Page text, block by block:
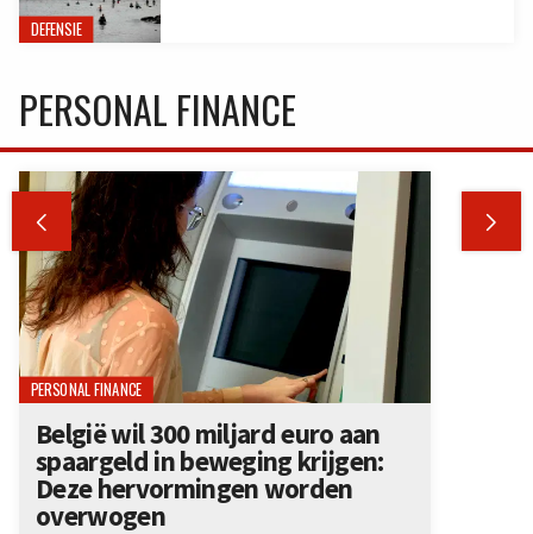
DEFENSIE
PERSONAL FINANCE
 
PERSONAL FINANCE
België wil 300 miljard euro aan
spaargeld in beweging krijgen:
Deze hervormingen worden
overwogen